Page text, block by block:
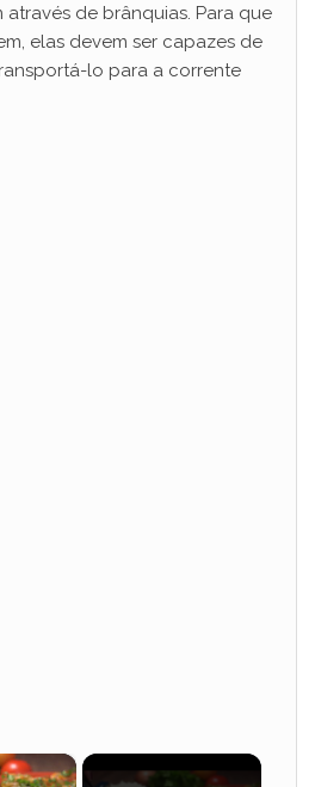
através de brânquias. Para que
elas devem ser capazes de
lo para a corrente
×